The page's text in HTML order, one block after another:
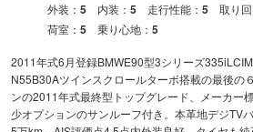
外装： 5 内装： 5 走行性能： 5 取り回
荷室： 5 乗り心地： 5
2011年式6月登録BMWE90型3シリーズ335iLCIM
N55B30Aツインスクロールターボ搭載の最後の
ンの2011年式最終型トップグレード、メーカー
少オプションのサンルーフ付き。本革地デジTV